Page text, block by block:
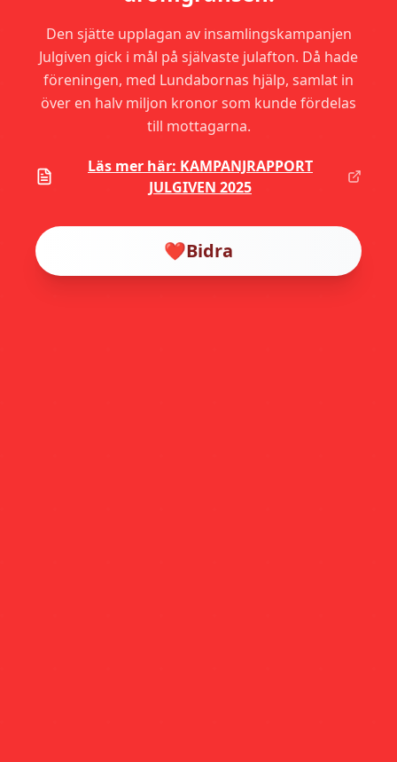
Den sjätte upplagan av insamlingskampanjen
Julgiven gick i mål på självaste julafton. Då hade
föreningen, med Lundabornas hjälp, samlat in
över en halv miljon kronor som kunde fördelas
till mottagarna.
Läs mer här: KAMPANJRAPPORT
JULGIVEN 2025
❤️Bidra